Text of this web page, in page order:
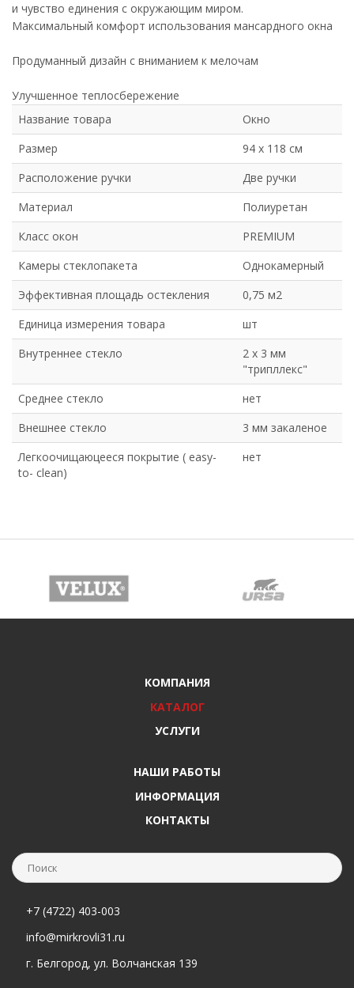
и чувство единения с окружающим миром.
Максимальный комфорт использования мансардного окна
Продуманный дизайн с вниманием к мелочам
Улучшенное теплосбережение
Название товара
Окно
Размер
94 х 118 см
Расположение ручки
Две ручки
Материал
Полиуретан
Класс окон
PREMIUM
Камеры стеклопакета
Однокамерный
Эффективная площадь остекления
0,75 м2
Единица измерения товара
шт
Внутреннее стекло
2 х 3 мм
"трипллекс"
Среднее стекло
нет
Внешнее стекло
3 мм закаленое
Легкоочищаюцееся покрытие ( easy-
to- clean)
нет
КОМПАНИЯ
КАТАЛОГ
УСЛУГИ
НАШИ РАБОТЫ
ИНФОРМАЦИЯ
КОНТАКТЫ
+7 (4722) 403-003
info@mirkrovli31.ru
г. Белгород, ул. Волчанская 139